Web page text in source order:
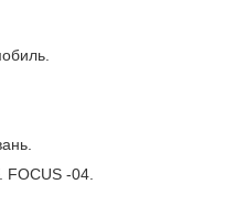
FOCUS -04.